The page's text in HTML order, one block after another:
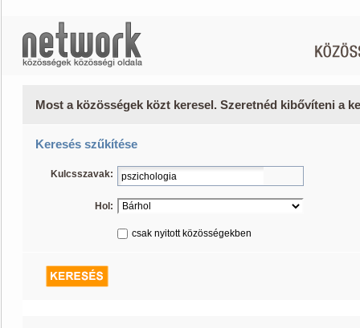
Most a közösségek közt keresel. Szeretnéd kibővíteni a
Keresés szűkítése
Kulcsszavak:
Hol:
csak nyitott közösségekben